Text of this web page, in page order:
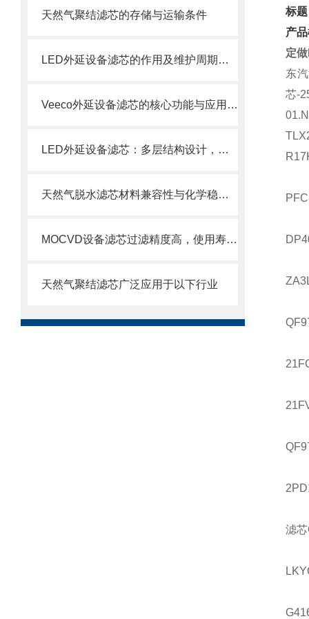
天然气聚结滤芯的存储与运输条件
LED外延设备滤芯的作用及维护周期科普
Veeco外延设备滤芯的核心功能与应用场景
LED外延设备滤芯：多层结构设计，层层过滤防护
天然气脱水滤芯材料兼容性与化学稳定性
MOCVD设备滤芯过滤精度高，使用寿命长
天然气聚结滤芯广泛应用于以下行业
标
产
定
东
芯-
滤芯